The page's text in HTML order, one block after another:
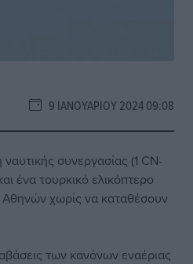
9 ΙΑΝΟΥΑΡΊΟΥ 2024 09:08
συνεργασίας (1 CN-
ένα τουρκικό ελικόπτερο
χωρίς να καταθέσουν
των κανόνων εναέριας